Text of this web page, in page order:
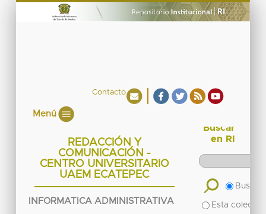
Contacto
Menú
REDACCIÓN Y
COMUNICACIÓN -
CENTRO UNIVERSITARIO
UAEM ECATEPEC
INFORMATICA ADMINISTRATIVA
Buscar
en RI
Buscar
Esta